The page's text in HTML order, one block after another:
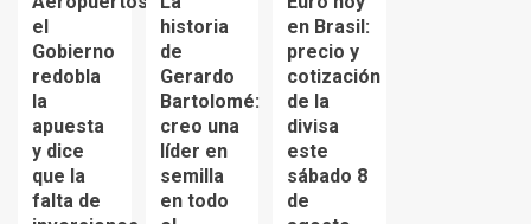
el
Gobierno
redobla
la
apuesta
y dice
que la
falta de
historia
de
Gerardo
Bartolomé:
creo una
líder en
semilla
en todo
en Brasil:
precio y
cotización
de la
divisa
este
sábado 8
de